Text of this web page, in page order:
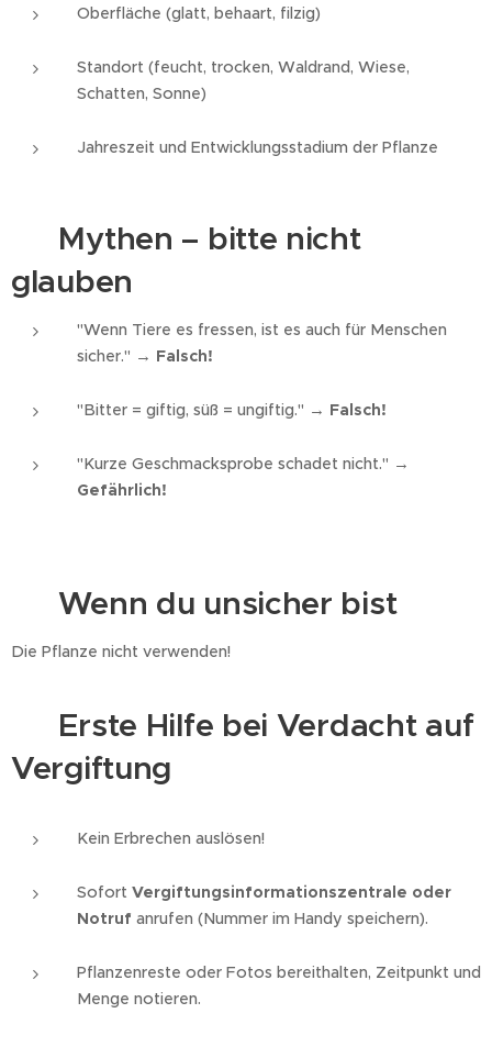
Oberfläche (glatt, behaart, filzig)
Standort (feucht, trocken, Waldrand, Wiese,
Schatten, Sonne)
Jahreszeit und Entwicklungsstadium der Pflanze
⚠️ Mythen – bitte nicht
glauben
"Wenn Tiere es fressen, ist es auch für Menschen
sicher." → Falsch!
"Bitter = giftig, süß = ungiftig." → Falsch!
"Kurze Geschmacksprobe schadet nicht." →
Gefährlich!
🪻 Wenn du unsicher bist
Die Pflanze nicht verwenden!
🚑 Erste Hilfe bei Verdacht auf
Vergiftung
Kein Erbrechen auslösen!
Sofort Vergiftungsinformationszentrale oder
Notruf anrufen (Nummer im Handy speichern).
Pflanzenreste oder Fotos bereithalten, Zeitpunkt und
Menge notieren.